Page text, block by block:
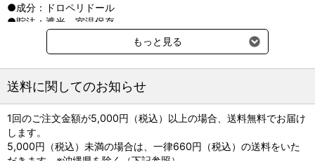
●成分：ドロペリドール
●貯法：遮光、室温保存
もっと見る
送料に関してのお知らせ
1回のご注文金額が5,000円（税込）以上の場合、送料無料でお届け
します。
5,000円（税込）未満の場合は、一律660円（税込）の送料をいた
だきます。※沖縄県を除く（下記参照）